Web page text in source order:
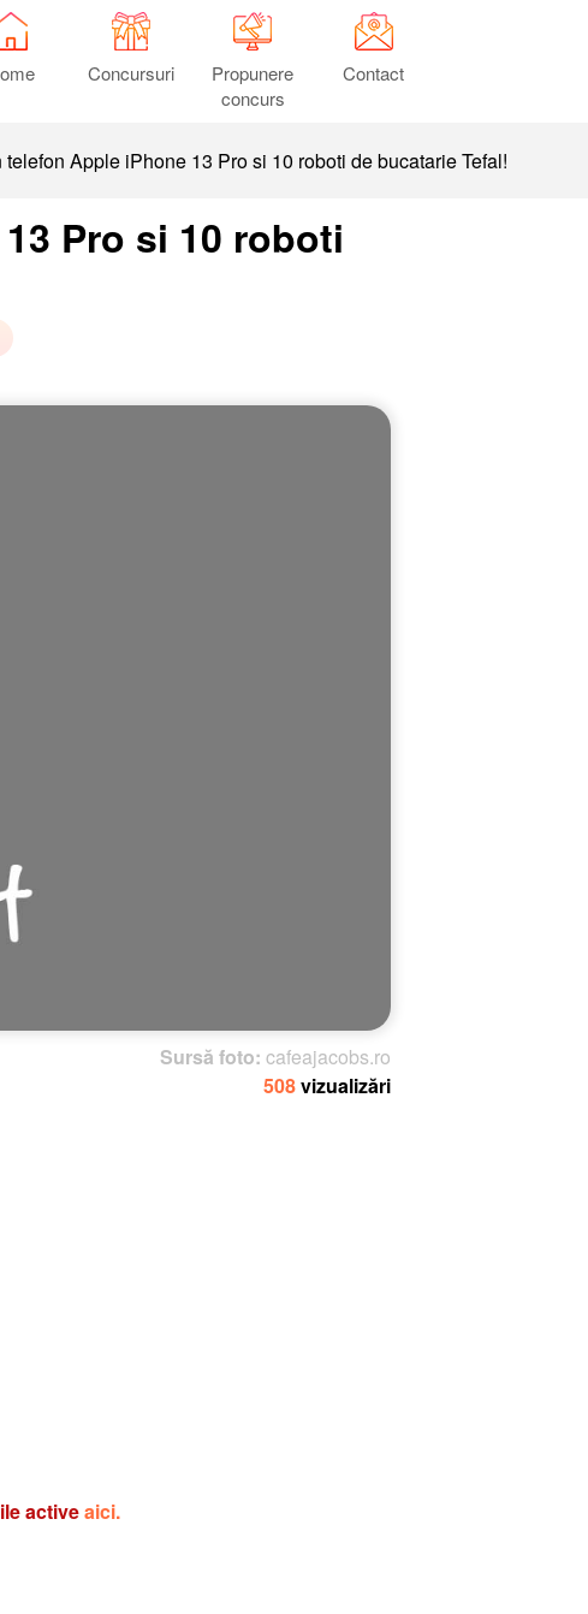
Concursuri
Propunere
concurs
Contact
Apple iPhone 13 Pro si 10 roboti de bucatarie Tefal!
Pro si 10 roboti
Sursă foto:cafeajacobs.ro
508vizualizări
activeaici.